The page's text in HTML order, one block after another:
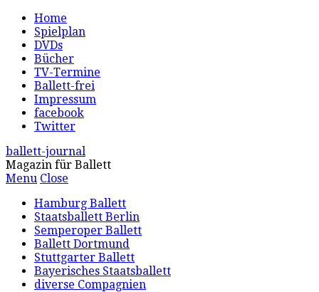
Home
Spielplan
DVDs
Bücher
TV-Termine
Ballett-frei
Impressum
facebook
Twitter
ballett-journal
Magazin für Ballett
Menu Close
Hamburg Ballett
Staatsballett Berlin
Semperoper Ballett
Ballett Dortmund
Stuttgarter Ballett
Bayerisches Staatsballett
diverse Compagnien